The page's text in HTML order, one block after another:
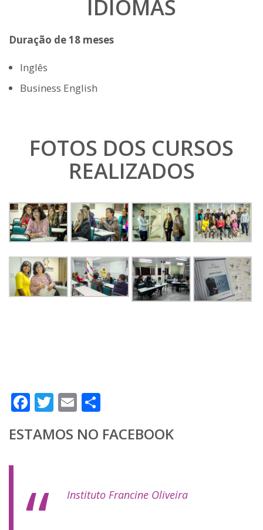
IDIOMAS
Duração de 18 meses
Inglês
Business English
FOTOS DOS CURSOS
REALIZADOS
Facebook
Twitter
Email
ESTAMOS NO FACEBOOK
Instituto Francine Oliveira